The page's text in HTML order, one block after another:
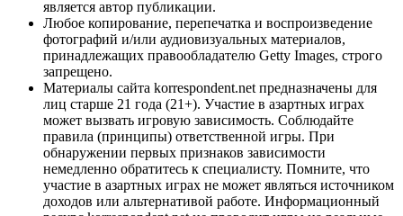
является автор публикации.
Любое копирование, перепечатка и воспроизведение
фотографий и/или аудиовизуальных материалов,
принадлежащих правообладателю Getty Images, строго
запрещено.
Материалы сайта korrespondent.net предназначены для
лиц старше 21 года (21+). Участие в азартных играх
может вызвать игровую зависимость. Соблюдайте
правила (принципы) ответственной игры. При
обнаружении первых признаков зависимости
немедленно обратитесь к специалисту. Помните, что
участие в азартных играх не может являться источником
доходов или альтернативой работе. Информационный